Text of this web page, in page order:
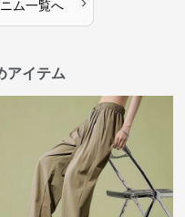
ム一覧へ
アイテム